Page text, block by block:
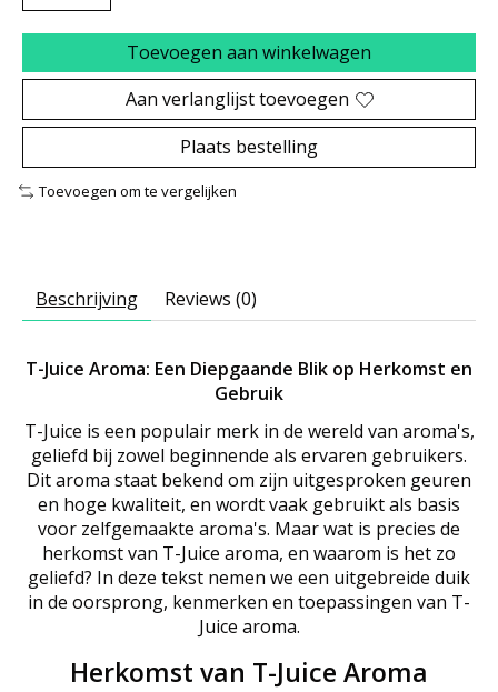
Toevoegen aan winkelwagen
Aan verlanglijst toevoegen
Plaats bestelling
Toevoegen om te vergelijken
Beschrijving Reviews (0)
T-Juice Aroma: Een Diepgaande Blik op Herkomst en
Gebruik
T-Juice is een populair merk in de wereld van aroma's,
geliefd bij zowel beginnende als ervaren gebruikers.
Dit aroma staat bekend om zijn uitgesproken geuren
en hoge kwaliteit, en wordt vaak gebruikt als basis
voor zelfgemaakte aroma's. Maar wat is precies de
herkomst van T-Juice aroma, en waarom is het zo
geliefd? In deze tekst nemen we een uitgebreide duik
in de oorsprong, kenmerken en toepassingen van T-
Juice aroma.
Herkomst van T-Juice Aroma